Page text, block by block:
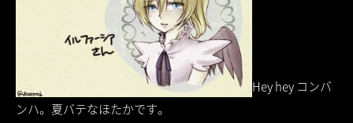
Hey hey コンバ
ンハ。夏バテなほたかです。